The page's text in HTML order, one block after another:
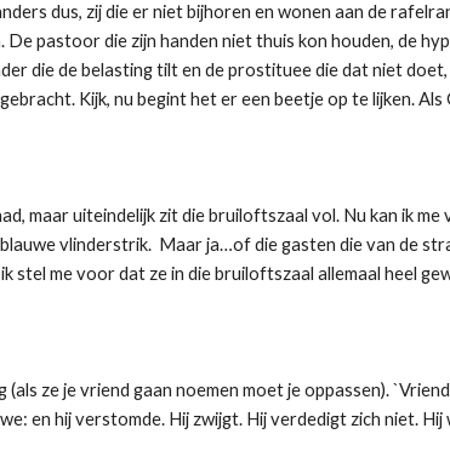
dus, zij die er niet bijhoren en wonen aan de
De pastoor die zijn handen niet thuis kon houden, de
die de belasting tilt en de prostituee die dat niet
Kijk, nu begint het er een beetje op te lijken.
maar uiteindelijk zit die bruiloftszaal vol. Nu kan ik
vlinderstrik. Maar ja…of die gasten die van de
stel me voor dat ze in die bruiloftszaal allemaal heel
ze je vriend gaan noemen moet je oppassen).
en hij verstomde. Hij zwijgt. Hij verdedigt zich niet.